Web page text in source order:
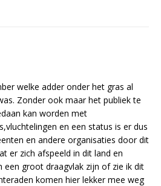
welke adder onder het gras al
Zonder ook maar het publiek te
kan worden met
en een status is er dus
en andere organisaties door dit
er zich afspeeld in dit land en
een groot draagvlak zijn of zie ik dit
komen hier lekker mee weg